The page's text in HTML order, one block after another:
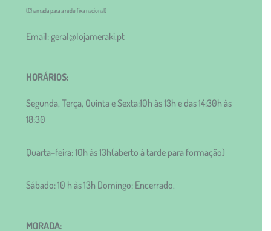
(Chamada para a rede fixa nacional)
Email: geral@lojameraki.pt
HORÁRIOS:
Segunda, Terça, Quinta e Sexta:10h às 13h e das 14:30h às
18:30
Quarta–feira: 10h às 13h(aberto à tarde para formação)
Sábado: 10 h às 13h Domingo: Encerrado.
MORADA: